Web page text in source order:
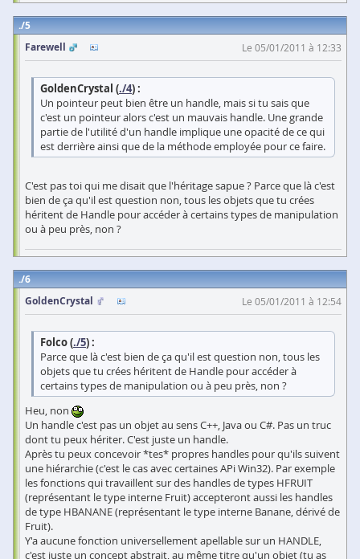
5
Farewell
Le 05/01/2011 à 12:33
GoldenCrystal (./4) :
Un pointeur peut bien être un handle, mais si tu sais que
c'est un pointeur alors c'est un mauvais handle. Une grande
partie de l'utilité d'un handle implique une opacité de ce qui
est derrière ainsi que de la méthode employée pour ce faire.
C'est pas toi qui me disait que l'héritage sapue ? Parce que là c'est
bien de ça qu'il est question non, tous les objets que tu crées
héritent de Handle pour accéder à certains types de manipulation
ou à peu près, non ?
6
GoldenCrystal
Le 05/01/2011 à 12:54
Folco (./5) :
Parce que là c'est bien de ça qu'il est question non, tous les
objets que tu crées héritent de Handle pour accéder à
certains types de manipulation ou à peu près, non ?
Heu, non
Un handle c'est pas un objet au sens C++, Java ou C#. Pas un truc
dont tu peux hériter. C'est juste un handle.
Après tu peux concevoir *tes* propres handles pour qu'ils suivent
une hiérarchie (c'est le cas avec certaines APi Win32). Par exemple
les fonctions qui travaillent sur des handles de types HFRUIT
(représentant le type interne Fruit) accepteront aussi les handles
de type HBANANE (représentant le type interne Banane, dérivé de
Fruit).
Y'a aucune fonction universellement apellable sur un HANDLE,
c'est juste un concept abstrait, au même titre qu'un objet (tu as